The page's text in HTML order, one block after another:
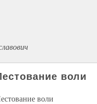
воли
воли